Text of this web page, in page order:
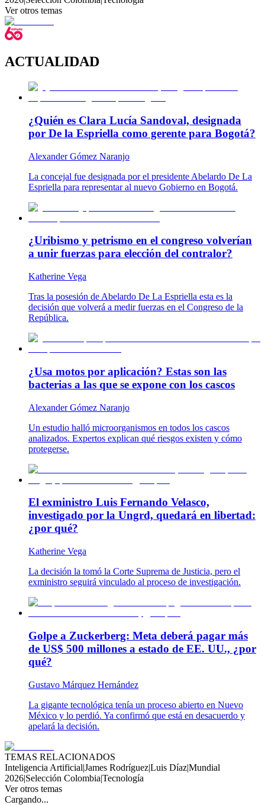
Ver otros temas
ACTUALIDAD
¿Quién es Clara Lucía Sandoval, designada
por De la Espriella como gerente para Bogotá?
Alexander Gómez Naranjo
La concejal fue designada por el presidente Abelardo De La
Espriella para representar al nuevo Gobierno en Bogotá.
¿Uribismo y petrismo en el congreso volverían
a unir fuerzas para elección del contralor?
Katherine Vega
Tras la posesión de Abelardo De La Espriella esta es la
decisión que volverá a medir fuerzas en el Congreso de la
República.
¿Usa motos por aplicación? Estas son las
bacterias a las que se expone con los cascos
Alexander Gómez Naranjo
Un estudio halló microorganismos en todos los cascos
analizados. Expertos explican qué riesgos existen y cómo
protegerse.
El exministro Luis Fernando Velasco,
investigado por la Ungrd, quedará en libertad:
¿por qué?
Katherine Vega
La decisión la tomó la Corte Suprema de Justicia, pero el
exministro seguirá vinculado al proceso de investigación.
Golpe a Zuckerberg: Meta deberá pagar más
de US$ 500 millones a estado de EE. UU., ¿por
qué?
Gustavo Márquez Hernández
La gigante tecnológica tenía un proceso abierto en Nuevo
México y lo perdió. Ya confirmó que está en desacuerdo y
apelará la decisión.
TEMAS RELACIONADOS
Inteligencia Artificial|James Rodríguez|Luis Díaz|Mundial
2026|Selección Colombia|Tecnología
Ver otros temas
Cargando...